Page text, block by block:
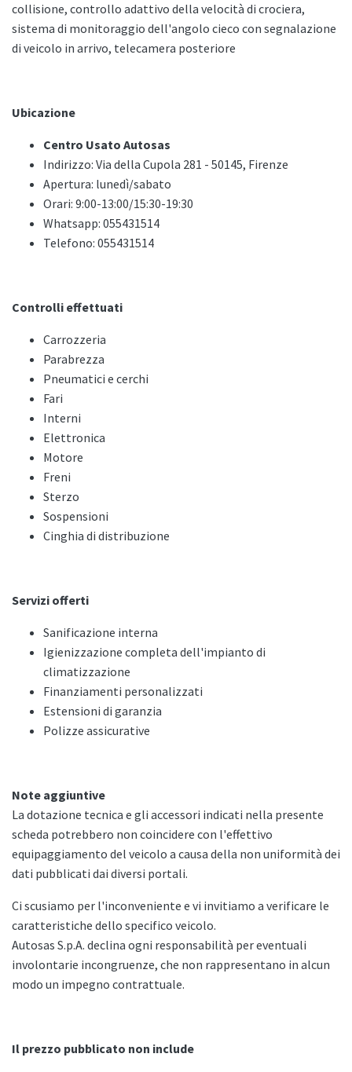
collisione, controllo adattivo della velocità di crociera,
sistema di monitoraggio dell'angolo cieco con segnalazione
di veicolo in arrivo, telecamera posteriore
Ubicazione
Centro Usato Autosas
Indirizzo: Via della Cupola 281 - 50145, Firenze
Apertura: lunedì/sabato
Orari: 9:00-13:00/15:30-19:30
Whatsapp: 055431514
Telefono: 055431514
Controlli effettuati
Carrozzeria
Parabrezza
Pneumatici e cerchi
Fari
Interni
Elettronica
Motore
Freni
Sterzo
Sospensioni
Cinghia di distribuzione
Servizi offerti
Sanificazione interna
Igienizzazione completa dell'impianto di
climatizzazione
Finanziamenti personalizzati
Estensioni di garanzia
Polizze assicurative
Note aggiuntive
La dotazione tecnica e gli accessori indicati nella presente
scheda potrebbero non coincidere con l'effettivo
equipaggiamento del veicolo a causa della non uniformità dei
dati pubblicati dai diversi portali.
Ci scusiamo per l'inconveniente e vi invitiamo a verificare le
caratteristiche dello specifico veicolo.
Autosas S.p.A. declina ogni responsabilità per eventuali
involontarie incongruenze, che non rappresentano in alcun
modo un impegno contrattuale.
Il prezzo pubblicato non include